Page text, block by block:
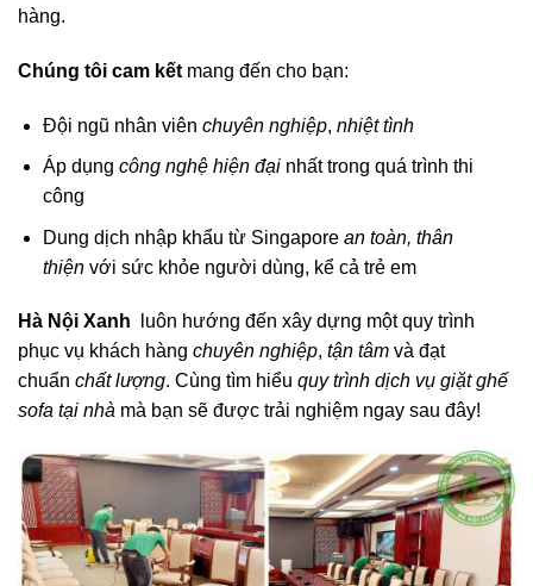
hàng.
Chúng tôi cam kết mang đến cho bạn:
Đội ngũ nhân viên chuyên nghiệp, nhiệt tình
Áp dụng công nghệ hiện đạinhất trong quá trình thi
công
Dung dịch nhập khẩu từ Singapore an toàn, thân
thiện với sức khỏe người dùng, kể cả trẻ em
Hà Nội Xanh
luôn hướng đến xây dựng một quy trình
phục vụ khách hàng chuyên nghiệp, tận tâm và đạt
chuẩn chất lượng. Cùng tìm hiểu quy trình dịch vụ giặt ghế
sofa tại nhà mà bạn sẽ được trải nghiệm ngay sau đây!